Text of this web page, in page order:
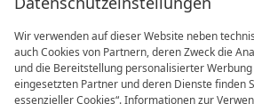
Wir verwenden auf dieser Website neben
auch Cookies von Partnern, deren Zweck die
und die Bereitstellung personalisierter
eingesetzten Partner und deren Dienste finden
essenzieller Cookies“. Informationen zur
AGB Datenschutz
einstellungen
Barrierefreiheit